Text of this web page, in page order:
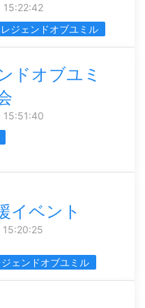
レジェンドオブユミル
ドオブユミ
イベント
ジェンドオブユミル